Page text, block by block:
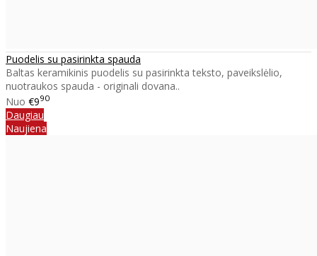
Puodelis su pasirinkta spauda
Baltas keramikinis puodelis su pasirinkta teksto, paveikslėlio,
nuotraukos spauda - originali dovana..
Nuo €990
Daugiau
Naujiena